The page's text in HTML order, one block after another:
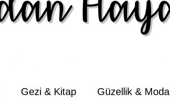
Gezi & Kitap Güzellik & Moda